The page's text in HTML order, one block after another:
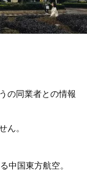
の同業者との情報
ん。
中国東方航空。